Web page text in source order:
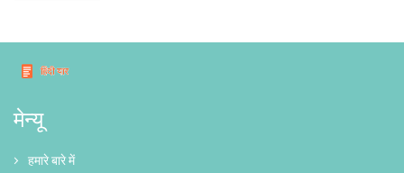
मेन्यू
हमारे बारे में